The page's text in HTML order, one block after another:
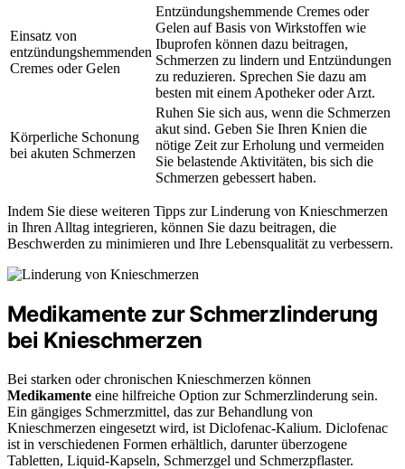
Einsatz von
entzündungshemmenden
Cremes oder Gelen
Entzündungshemmende Cremes oder
Gelen auf Basis von Wirkstoffen wie
Ibuprofen können dazu beitragen,
Schmerzen zu lindern und Entzündungen
zu reduzieren. Sprechen Sie dazu am
besten mit einem Apotheker oder Arzt.
Körperliche Schonung
bei akuten Schmerzen
Ruhen Sie sich aus, wenn die Schmerzen
akut sind. Geben Sie Ihren Knien die
nötige Zeit zur Erholung und vermeiden
Sie belastende Aktivitäten, bis sich die
Schmerzen gebessert haben.
Indem Sie diese weiteren Tipps zur Linderung von Knieschmerzen
in Ihren Alltag integrieren, können Sie dazu beitragen, die
Beschwerden zu minimieren und Ihre Lebensqualität zu verbessern.
Medikamente zur Schmerzlinderung
bei Knieschmerzen
Bei starken oder chronischen Knieschmerzen können
Medikamente eine hilfreiche Option zur Schmerzlinderung sein.
Ein gängiges Schmerzmittel, das zur Behandlung von
Knieschmerzen eingesetzt wird, ist Diclofenac-Kalium. Diclofenac
ist in verschiedenen Formen erhältlich, darunter überzogene
Tabletten, Liquid-Kapseln, Schmerzgel und Schmerzpflaster.